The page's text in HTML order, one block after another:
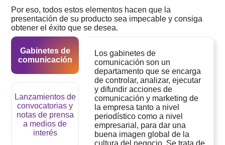
SOBRE NOSOTROS
Por eso, todos estos elementos hacen que la
presentación de su producto sea impecable y consiga
obtener el éxito que se desea.
Gabinetes de
comunicación
Lanzamientos de
convocatorias y
notas de prensa
a medios de
interés
Los gabinetes de
comunicación son un
departamento que se encarga
de controlar, analizar, ejecutar
y difundir acciones de
comunicación y marketing de
la empresa tanto a nivel
periodístico como a nivel
empresarial, para dar una
buena imagen global de la
cultura del negocio. Se trata de